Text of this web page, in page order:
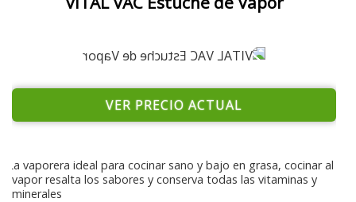
VER PRECIO ACTUAL
La vaporera ideal para cocinar sano y bajo en grasa, cocinar al
vapor resalta los sabores y conserva todas las vitaminas y
minerales